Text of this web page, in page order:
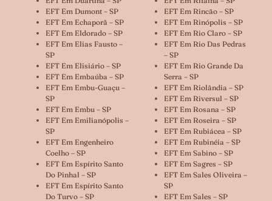
EFT Em Dumont – SP
EFT Em Echaporã – SP
EFT Em Eldorado – SP
EFT Em Elias Fausto –
SP
EFT Em Elisiário – SP
EFT Em Embaúba – SP
EFT Em Embu-Guaçu –
SP
EFT Em Embu – SP
EFT Em Emilianópolis –
SP
EFT Em Engenheiro
Coelho – SP
EFT Em Espírito Santo
Do Pinhal – SP
EFT Em Espírito Santo
Do Turvo – SP
EFT Em Rincão – SP
EFT Em Rinópolis – SP
EFT Em Rio Claro – SP
EFT Em Rio Das Pedras
– SP
EFT Em Rio Grande Da
Serra – SP
EFT Em Riolândia – SP
EFT Em Riversul – SP
EFT Em Rosana – SP
EFT Em Roseira – SP
EFT Em Rubiácea – SP
EFT Em Rubinéia – SP
EFT Em Sabino – SP
EFT Em Sagres – SP
EFT Em Sales Oliveira –
SP
EFT Em Sales – SP